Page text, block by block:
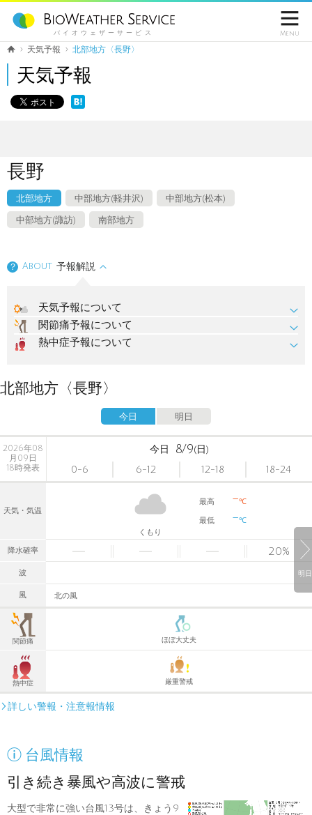
バイオウェザーサービス

Menu
天気予報 北部地方〈長野〉
天気予報
長野
北部地方 中部地方(軽井沢) 中部地方(松本)
中部地方(諏訪) 南部地方
？ About 予報解説
天気予報について
関節痛予報について
熱中症予報について
北部地方〈長野〉
今日 明日
明日
2026年08
月09日
18時発表
今日 8/9(日)
0-6
6-12 12-18 18-24
天気・気温
くもり
最高 -℃
最低 -℃
降水確率 20%
波
風 北の風
関節痛 ほぼ大丈夫
熱中症 厳重警戒
 詳しい警報・注意報情報
 台風情報
引き続き暴風や高波に警戒
大型で非常に強い台風13号は、きょう9